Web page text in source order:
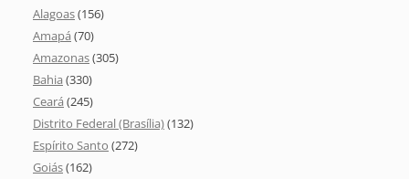
Alagoas(156)
Amapá (70)
Amazonas(305)
Bahia (330)
Ceará (245)
Distrito Federal (Brasília)(132)
Espírito Santo (272)
Goiás(162)